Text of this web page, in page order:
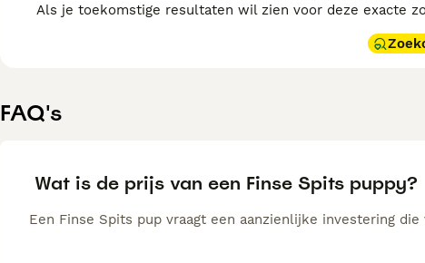
Als je toekomstige resultaten wil zien voor deze exacte
FAQ's
Wat is de prijs van een Finse Spits puppy?
Een Finse Spits pup vraagt een aanzienlijke investering